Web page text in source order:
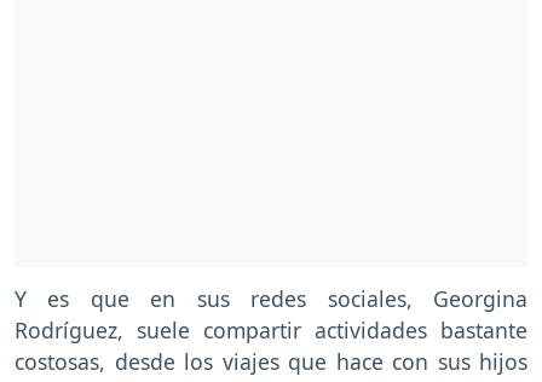
Y es que en sus redes sociales, Georgina
Rodríguez, suele compartir actividades bastante
costosas, desde los viajes que hace con sus hijos